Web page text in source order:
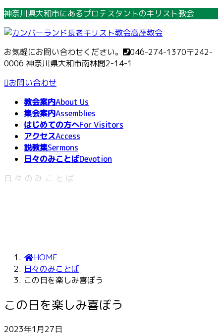
コ
テ
ン
ツ
へ
ス
ナ
ゲ
ー
シ
ョ
ン
神奈川県大和市にあるプロテスタントのキリスト教会
お気軽にお問い合わせください。 046-274-1370〒242-
0006 神奈川県大和市南林間2-14-1
お問い合わせ
教会案内About Us
集会案内Assemblies
はじめての方へFor Visitors
アクセスAccess
説教集Sermons
日々のみことばDevotion
日々のみことば
HOME
日々のみことば
この日を楽しみ喜ぼう
この日を楽しみ喜ぼう
2023年1月27日